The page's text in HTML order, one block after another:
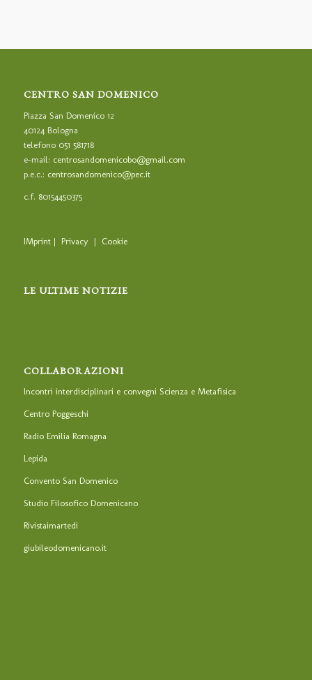
CENTRO SAN DOMENICO
Piazza San Domenico 12
40124 Bologna
telefono 051 581718
e-mail: centrosandomenicobo@gmail.com
p.e.c.: centrosandomenico@pec.it
c.f. 80154450375
IMprint| Privacy| Cookie
LE ULTIME NOTIZIE
COLLABORAZIONI
Incontri interdisciplinari e convegni Scienza e Metafisica
Centro Poggeschi
Radio Emilia Romagna
Lepida
Convento San Domenico
Studio Filosofico Domenicano
Rivistaimartedi
giubileodomenicano.it